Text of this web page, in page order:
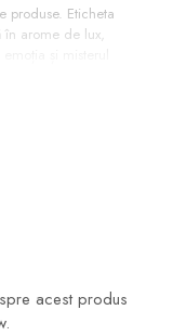
produse. Eticheta
în arome de lux,
semnăturii mărcii,
Absolutes și
mod regulat cu
plus Guillaume
acest produs